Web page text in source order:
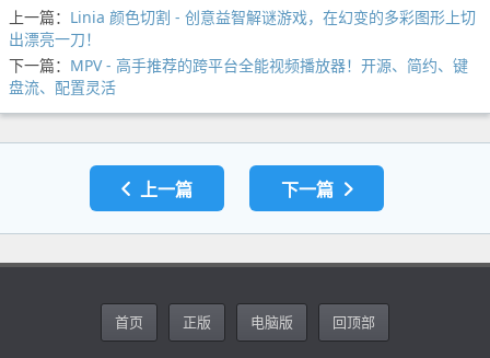
上一篇： Linia 颜色切割 - 创意益智解谜游戏，在幻变的多彩图形上切
出漂亮一刀！
下一篇： MPV - 高手推荐的跨平台全能视频播放器！开源、简约、键
盘流、配置灵活
上一篇 下一篇
首页 正版 电脑版 回顶部